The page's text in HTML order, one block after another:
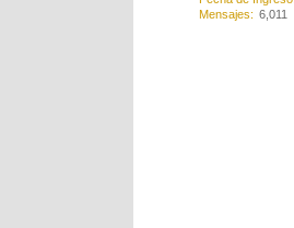
Mensajes
6,011